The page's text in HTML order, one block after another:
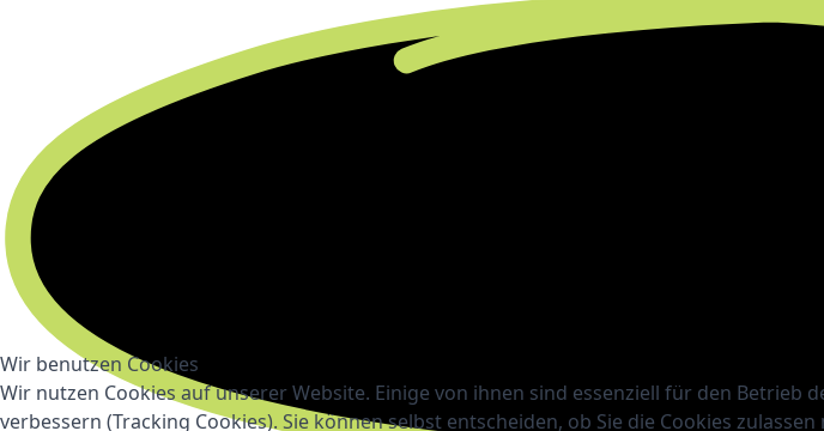
Wir benutzen Cookies
Wir nutzen Cookies auf unserer Website. Einige von ihnen sind essenziell für den
verbessern (Tracking Cookies). Sie können selbst entscheiden, ob Sie die Cookies